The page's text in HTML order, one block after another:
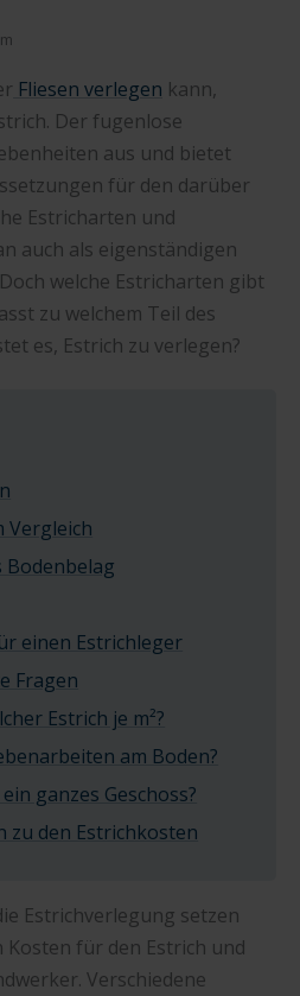
Fliesen verlegen kann,
Der fugenlose
aus und bietet
für den darüber
Estricharten und
auch als eigenständigen
welche Estricharten gibt
zu welchem Teil des
es, Estrich zu verlegen?
Vergleich
Bodenbelag
einen Estrichleger
Fragen
Estrich je m²?
am Boden?
ganzes Geschoss?
zu den Estrichkosten
Estrichverlegung setzen
Kosten für den Estrich und
Verschiedene